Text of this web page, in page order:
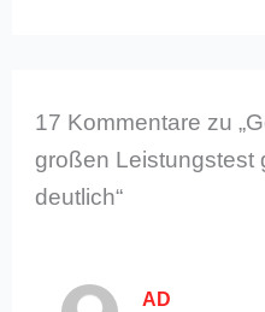
17 Kommentare zu
großen Leistungstest
deutlich“
AD